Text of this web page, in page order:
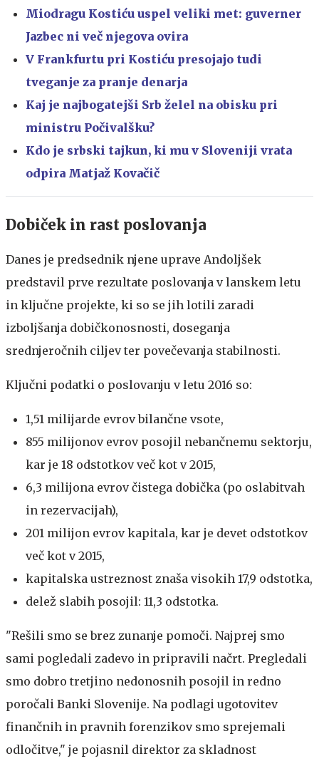
Miodragu Kostiću uspel veliki met: guverner
Jazbec ni več njegova ovira
V Frankfurtu pri Kostiću presojajo tudi
tveganje za pranje denarja
Kaj je najbogatejši Srb želel na obisku pri
ministru Počivalšku?
Kdo je srbski tajkun, ki mu v Sloveniji vrata
odpira Matjaž Kovačič
​Dobiček in rast poslovanja
Danes je predsednik njene uprave Andoljšek
predstavil prve rezultate poslovanja v lanskem letu
in ključne projekte, ki so se jih lotili zaradi
izboljšanja dobičkonosnosti, doseganja
srednjeročnih ciljev ter povečevanja stabilnosti.
Ključni podatki o poslovanju v letu 2016 so:
1,51 milijarde evrov bilančne vsote,
855 milijonov evrov posojil nebančnemu sektorju,
kar je 18 odstotkov več kot v 2015,
6,3 milijona evrov čistega dobička (po oslabitvah
in rezervacijah),
201 milijon evrov kapitala, kar je devet odstotkov
več kot v 2015,
kapitalska ustreznost znaša visokih 17,9 odstotka,
delež slabih posojil: 11,3 odstotka.
"Rešili smo se brez zunanje pomoči. Najprej smo
sami pogledali zadevo in pripravili načrt. Pregledali
smo dobro tretjino nedonosnih posojil in redno
poročali Banki Slovenije. Na podlagi ugotovitev
finančnih in pravnih forenzikov smo sprejemali
odločitve," je pojasnil direktor za skladnost